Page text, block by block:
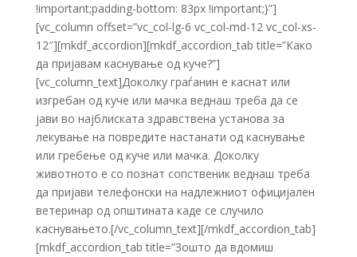
!important;padding-bottom: 83px !important;}”]
[vc_column offset=”vc_col-lg-6 vc_col-md-12 vc_col-xs-
12″][mkdf_accordion][mkdf_accordion_tab title=”Како
да пријавам каснување од куче?”]
[vc_column_text]Доколку граѓанин е каснат или
изгребан од куче или мачка веднаш треба да се
јави во најблиската здравствена установа за
лекување на повредите настанати од каснување
или гребење од куче или мачка. Доколку
животното е со познат сопственик веднаш треба
да пријави телефонски на надлежниот официјален
ветеринар од општината каде се случило
каснувањето.[/vc_column_text][/mkdf_accordion_tab]
[mkdf_accordion_tab title=”Зошто да вдомиш